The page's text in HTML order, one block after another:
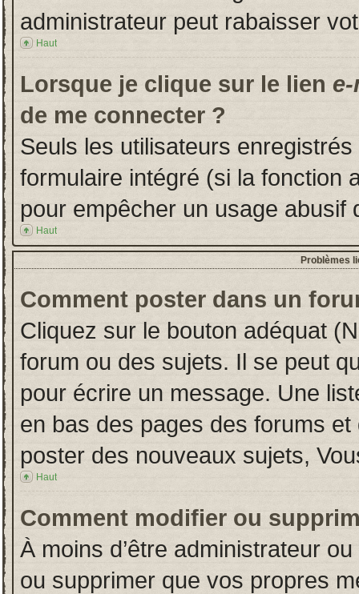
administrateur peut rabaisser
Haut
Lorsque je clique sur le lien
de me connecter ?
Seuls les utilisateurs
formulaire intégré (si la fonction
pour empêcher un usage abusif
Haut
Problèmes
Comment poster dans un
Cliquez sur le bouton adéquat
forum ou des sujets. Il se peut
pour écrire un message. Une
en bas des pages des forums
poster des nouveaux sujets,
Haut
Comment modifier ou
À moins d’être administrateur
ou supprimer que vos propres